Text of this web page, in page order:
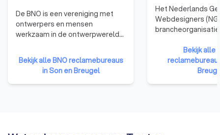
De BNO is een vereniging met
ontwerpers en mensen
werkzaam in de ontwerpwereld
vertegenwoordigt en versterkt
ontwerpers in Nederland.
Bekijk alle BNO reclamebureaus
in Son en Breugel
Het Nederlands
Webdesigners
die zijn
hebben namelijk
de nodige kennis,
Bekijk alle